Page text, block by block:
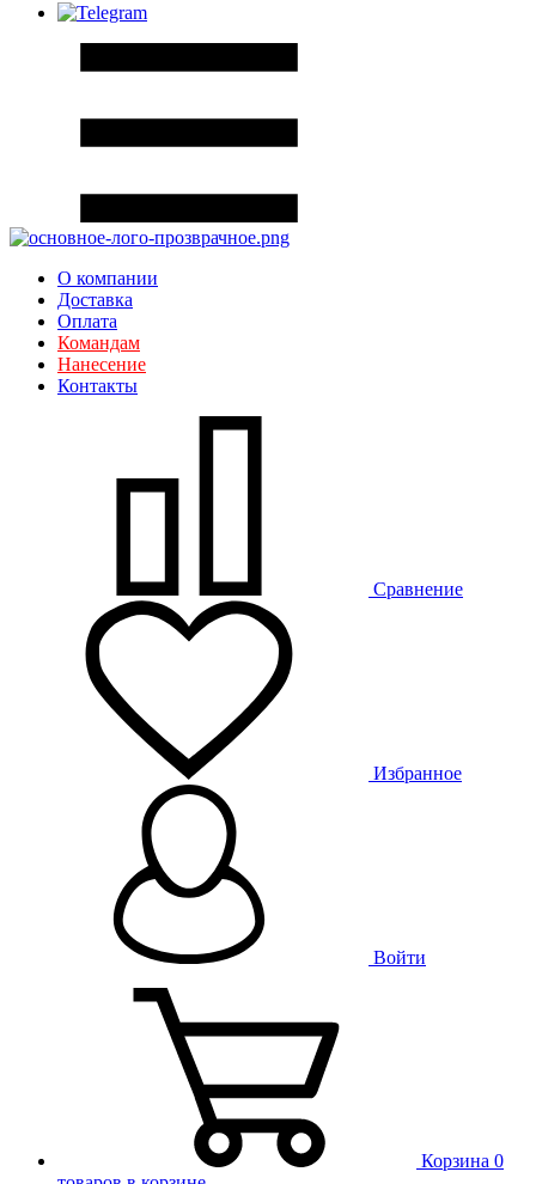
О компании
Доставка
Оплата
Командам
Нанесение
Контакты
Сравнение
Избранное
Войти
Корзина 0